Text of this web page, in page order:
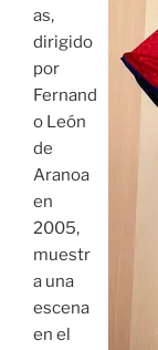
as,
dirigido
por
Fernand
o León
de
Aranoa
en
2005,
muestr
a una
escena
en el